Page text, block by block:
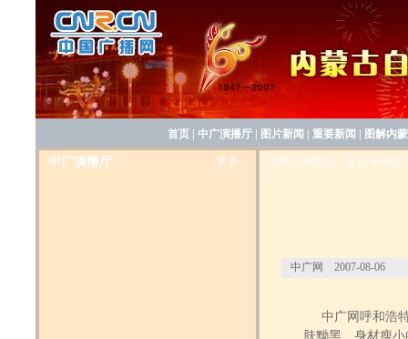
首页 中广演播厅 图片新闻 重要新闻 图解内
中广演播厅 更多... 您现在的位置：首页>跨越
中广网 2007-08-06
中广网呼和浩
肤黝黑、身材瘦